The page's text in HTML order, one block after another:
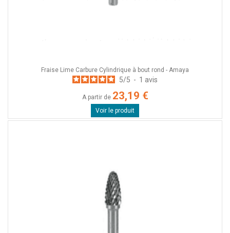
Fraise Lime Carbure Cylindrique à bout rond - Amaya
5/5 - 1 avis
A partir de 23,19 €
Voir le produit